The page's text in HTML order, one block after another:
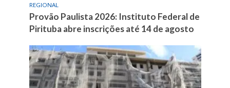
REGIONAL
Provão Paulista 2026: Instituto Federal de
Pirituba abre inscrições até 14 de agosto